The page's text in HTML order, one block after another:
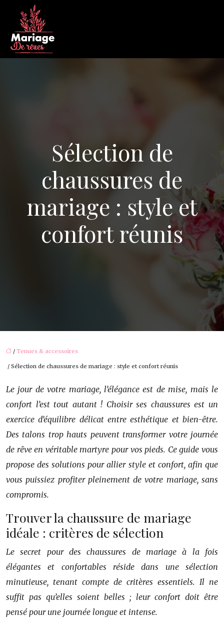
Sélection de
chaussures de
mariage : style et
confort réunis
/ Tenues & accessoires
/ Sélection de chaussures de mariage : style et confort réunis
Le jour de votre mariage, l’élégance est de mise, mais le
confort l’est tout autant ! Choisir ses chaussures est un
exercice d’équilibre délicat entre esthétique et bien-être.
Des talons trop hauts peuvent transformer votre journée
de rêve en véritable martyre pour vos pieds. Ce guide vous
propose des solutions pour allier style et confort, afin que
vous puissiez profiter pleinement de votre mariage, sans
compromis.
Trouver la chaussure de mariage
idéale : critères de sélection
Le secret pour des chaussures de mariage à la fois
élégantes et confortables réside dans une sélection
minutieuse, tenant compte de critères essentiels. Il ne
suffit pas qu’elles soient belles ; leur confort doit être
pensé pour une journée longue et intense.